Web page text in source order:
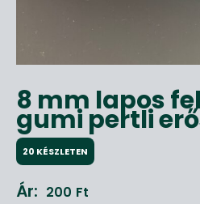
8 mm lapos
gumi pertli
20 KÉSZLETEN
Ár: 200 Ft